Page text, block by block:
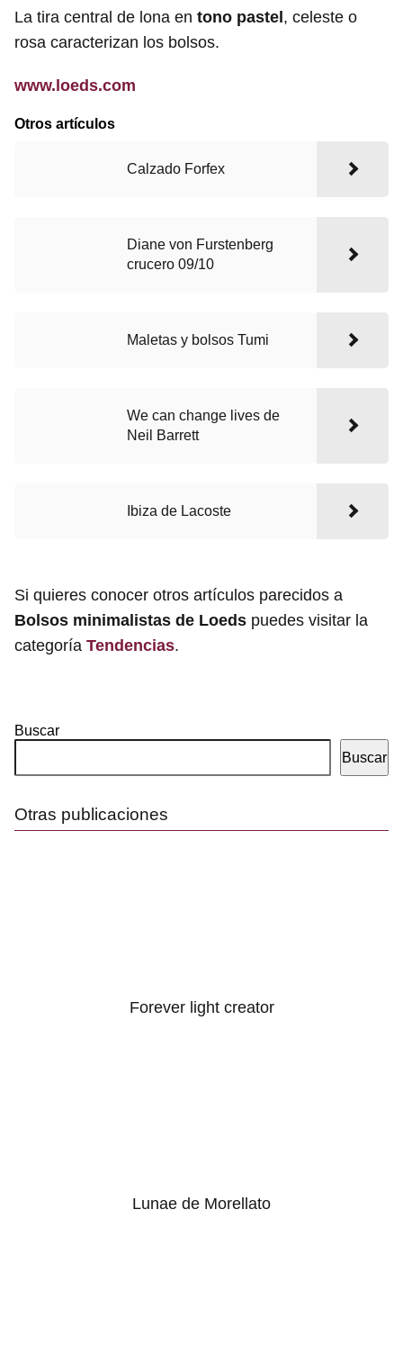
La tira central de lona en tono pastel , celeste o
rosa caracterizan los bolsos.
www.loeds.com
Otros artículos
Calzado Forfex
Diane von Furstenberg
crucero 09/10
Maletas y bolsos Tumi
We can change lives de
Neil Barrett
Ibiza de Lacoste
Si quieres conocer otros artículos parecidos a
Bolsos minimalistas de Loeds puedes visitar la
categoría Tendencias.
Buscar
Buscar
Otras publicaciones
Forever light creator
Lunae de Morellato